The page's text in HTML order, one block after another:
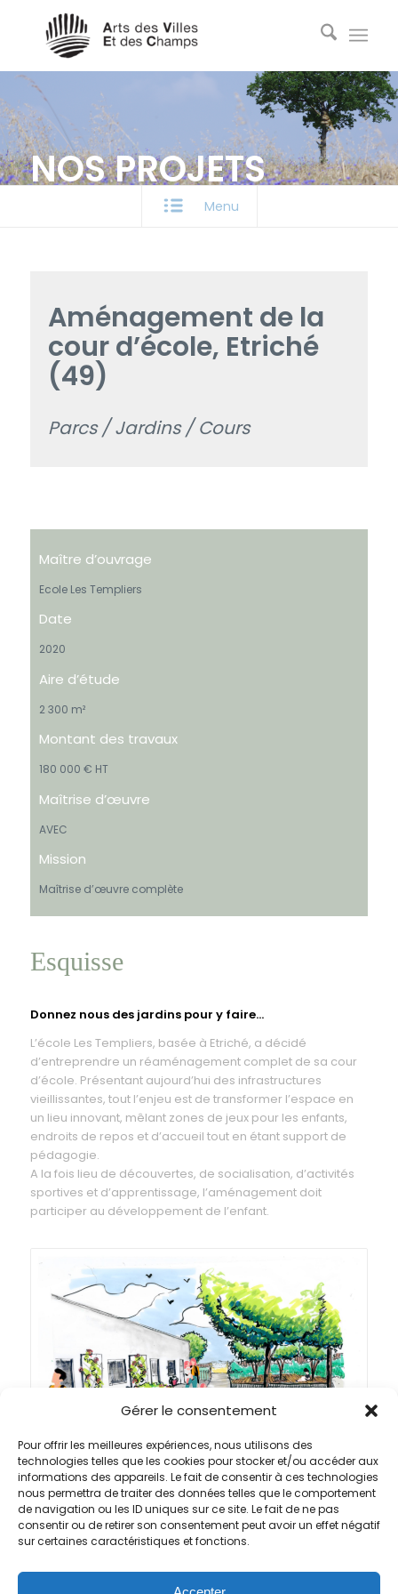
Gérer le consentement
Pour offrir les meilleures expériences, nous utilisons des
technologies telles que les cookies pour stocker et/ou accéder aux
informations des appareils. Le fait de consentir à ces technologies
nous permettra de traiter des données telles que le comportement
de navigation ou les ID uniques sur ce site. Le fait de ne pas
consentir ou de retirer son consentement peut avoir un effet négatif
sur certaines caractéristiques et fonctions.
NOS PROJETS
Menu
Aménagement de la
cour d’école, Etriché
(49)
Parcs / Jardins / Cours
Maître d’ouvrage
Ecole Les Templiers
Date
2020
Aire d’étude
2 300 m²
Montant des travaux
180 000 € HT
Maîtrise d’œuvre
AVEC
Mission
Maîtrise d’œuvre complète
Esquisse
Donnez nous des jardins pour y faire…
L’école Les Templiers, basée à Etriché, a décidé
d’entreprendre un réaménagement complet de sa cour
d’école. Présentant aujourd’hui des infrastructures
vieillissantes, tout l’enjeu est de transformer l’espace en
un lieu innovant, mêlant zones de jeux pour les enfants,
endroits de repos et d’accueil tout en étant support de
pédagogie.
A la fois lieu de découvertes, de socialisation, d’activités
sportives et d’apprentissage, l’aménagement doit
participer au développement de l’enfant.